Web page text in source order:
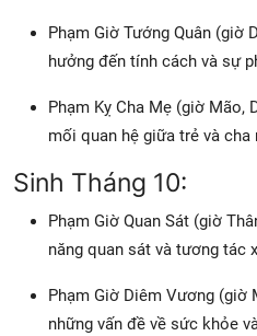
Phạm Giờ Tướng Quân (giờ
hưởng đến tính cách và sự
Phạm Kỵ Cha Mẹ (giờ Mão,
mối quan hệ giữa trẻ và cha
Sinh Tháng 10:
Phạm Giờ Quan Sát (giờ
năng quan sát và tương tác
Phạm Giờ Diêm Vương (giờ
những vấn đề về sức khỏe